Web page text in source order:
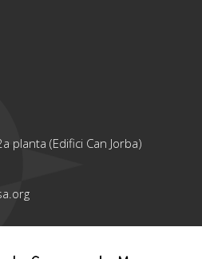
planta (Edifici Can Jorba)